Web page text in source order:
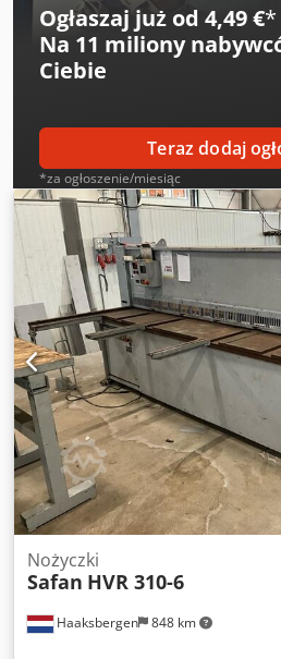
Ogłaszaj już od 4,49 €*
Na 11 miliony
Ciebie
Teraz dodaj
*za ogłoszenie/miesiąc
Haaksbergen 848 km
Nożyczki
Safan HVR 310-6